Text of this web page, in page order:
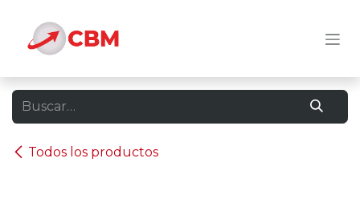
Todos los productos